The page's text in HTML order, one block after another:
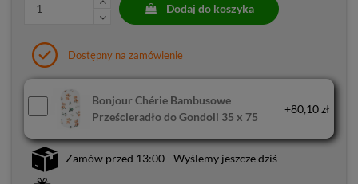
Dodaj do koszyka
Dostępny na zamówienie
Bonjour Chérie Bambusowe
Prześcieradło do Gondoli 35 x 75
+80,10 zł
Zamów przed 13:00 - Wyślemy jeszcze dziś